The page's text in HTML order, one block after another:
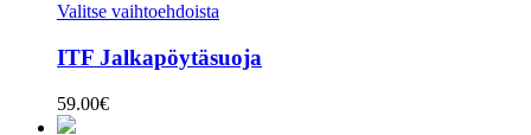
Valitse vaihtoehdoista
ITF Jalkapöytäsuoja
59.00€